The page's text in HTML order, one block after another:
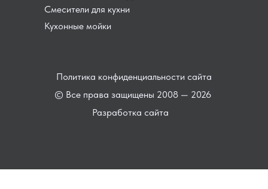
© Все права защищены 2008 — 2026
Политика конфиденциальности сайта
Разработка сайта
Кухонные мойки
Смесители для кухни